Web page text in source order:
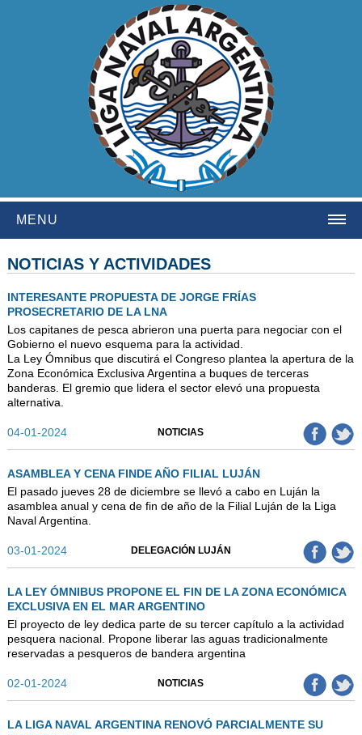
MENU
NOSOTROS
HISTORIA
AUTORIDADES
BENEFICIOS
LINKS
SOCIOS
NEWSLETTER
VER NEWSLETTER
CONTACTO
LIBRO DE VISITAS
NOTICIAS Y ACTIVIDADES
INTERESANTE PROPUESTA DE JORGE FRÍAS
PROSECRETARIO DE LA LNA
Los capitanes de pesca abrieron una puerta para negociar con el
Gobierno el nuevo esquema para la actividad.
La Ley Ómnibus que discutirá el Congreso plantea la apertura de la
Zona Económica Exclusiva Argentina a buques de terceras
banderas. El gremio que lidera el sector elevó una propuesta
alternativa.
04-01-2024 NOTICIAS
ASAMBLEA Y CENA FINDE AÑO FILIAL LUJÁN
El pasado jueves 28 de diciembre se llevó a cabo en Luján la
asamblea anual y cena de fin de año de la Filial Luján de la Liga
Naval Argentina.
03-01-2024 DELEGACIÓN LUJÁN
LA LEY ÓMNIBUS PROPONE EL FIN DE LA ZONA ECONÓMICA
EXCLUSIVA EN EL MAR ARGENTINO
El proyecto de ley dedica parte de su tercer capítulo a la actividad
pesquera nacional. Propone liberar las aguas tradicionalmente
reservadas a pesqueros de bandera argentina
02-01-2024 NOTICIAS
LA LIGA NAVAL ARGENTINA RENOVÓ PARCIALMENTE SU